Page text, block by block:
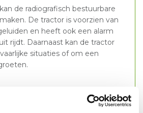
de radiografisch bestuurbare
De tractor is voorzien van
en heeft ook een alarm
rijdt. Daarnaast kan de tractor
situaties of om een